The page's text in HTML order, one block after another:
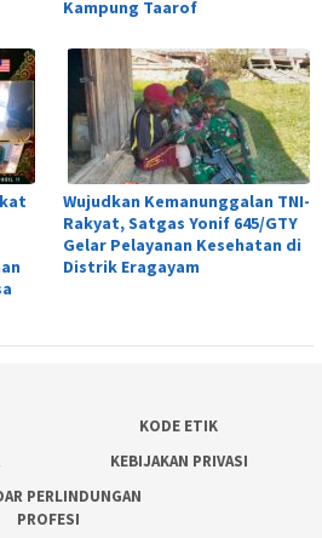
Kampung Taarof
Wujudkan Kemanunggalan TNI-
Rakyat, Satgas Yonif 645/GTY
Gelar Pelayanan Kesehatan di
Distrik Eragayam
KODE ETIK
KEBIJAKAN PRIVASI
PERLINDUNGAN
PROFESI